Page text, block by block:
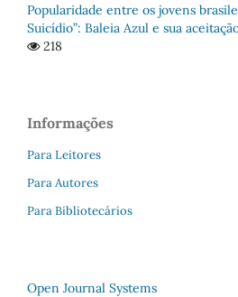
Popularidade entre os jovens
Suicídio”: Baleia Azul e sua
218
Informações
Para Leitores
Para Autores
Para Bibliotecários
Open Journal Systems